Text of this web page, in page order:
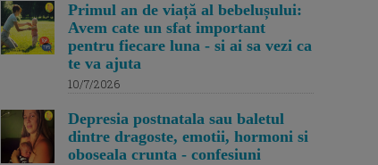
Primul an de viață al bebelușului:
Avem cate un sfat important
pentru fiecare luna - si ai sa vezi ca
te va ajuta
10/7/2026
Depresia postnatala sau baletul
dintre dragoste, emotii, hormoni si
oboseala crunta - confesiuni